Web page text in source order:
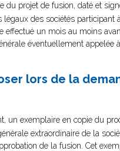
du projet de fusion, daté et
légaux des sociétés participant
effectué un mois au moins
éventuellement appelée
lors de la
un exemplaire en copie du
extraordinaire de la
de la fusion. Cet